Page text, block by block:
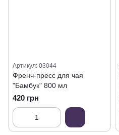
Артикул: 03044
Френч-пресс для чая
"Бамбук" 800 мл
420 грн